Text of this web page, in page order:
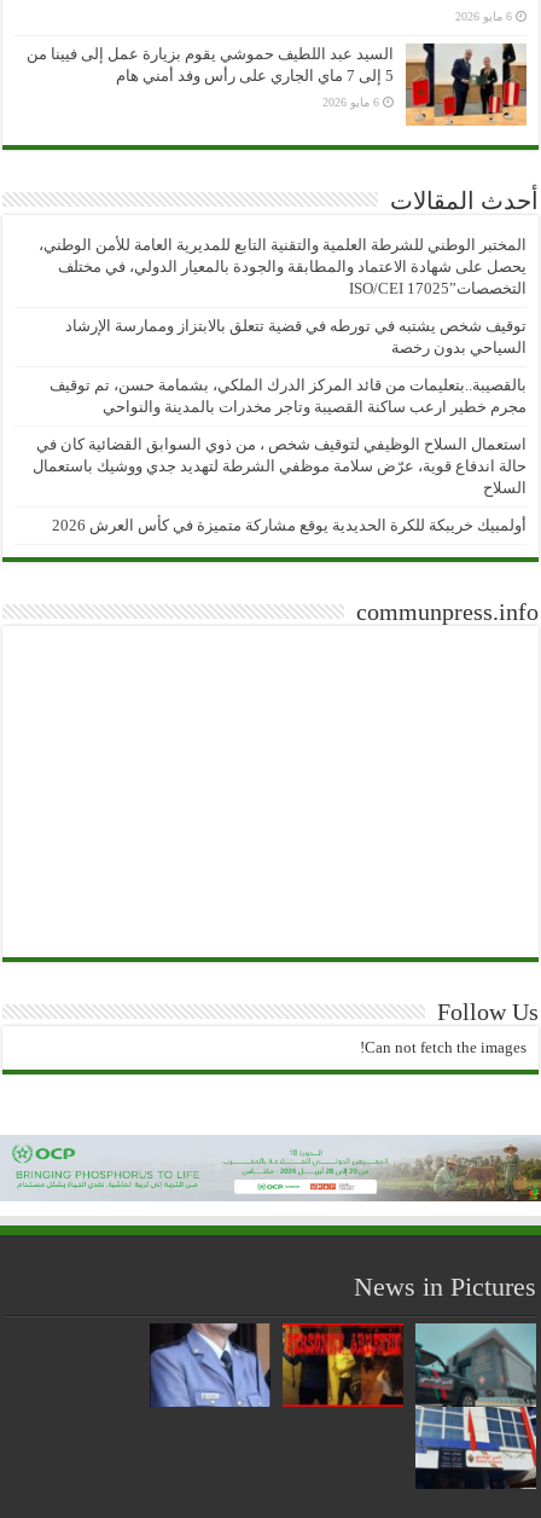
6 مايو 2026
السيد عبد اللطيف حموشي يقوم بزيارة عمل إلى فيينا من
5 إلى 7 ماي الجاري على رأس وفد أمني هام
6 مايو 2026
أحدث المقالات
المختبر الوطني للشرطة العلمية والتقنية التابع للمديرية العامة للأمن الوطني،
يحصل على شهادة الاعتماد والمطابقة والجودة بالمعيار الدولي، في مختلف
التخصصات”ISO/CEI 17025
توقيف شخص يشتبه في تورطه في قضية تتعلق بالابتزاز وممارسة الإرشاد
السياحي بدون رخصة
بالقصيبة..بتعليمات من قائد المركز الدرك الملكي، بشمامة حسن، تم توقيف
مجرم خطير ارعب ساكنة القصيبة وتاجر مخدرات بالمدينة والنواحي
استعمال السلاح الوظيفي لتوقيف شخص ، من ذوي السوابق القضائية كان في
حالة اندفاع قوية، عرّض سلامة موظفي الشرطة لتهديد جدي ووشيك باستعمال
السلاح
أولمبيك خريبكة للكرة الحديدية يوقع مشاركة متميزة في كأس العرش 2026
communpress.info
Follow Us
Can not fetch the images!
News in Pictures